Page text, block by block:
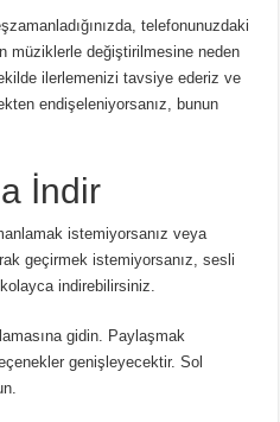
telefonunuzdaki
müziklerle değiştirilmesine neden
ilerlemenizi tavsiye ederiz ve
endişeleniyorsanız, bunun
İndir
istemiyorsanız veya
geçirmek istemiyorsanız, sesli
kolayca indirebilirsiniz.
gidin. Paylaşmak
genişleyecektir. Sol